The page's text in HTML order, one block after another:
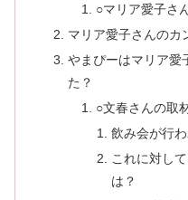
○マリア愛子さ
マリア愛子さんのカ
やまぴーはマリア愛
た？
○文春さんの取
飲み会が行
これに対し
は？